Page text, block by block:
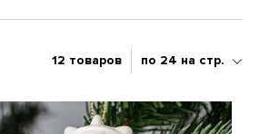
12 товаров по 24 на стр.